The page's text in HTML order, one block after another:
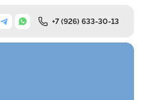
+7 (926) 633-30-13